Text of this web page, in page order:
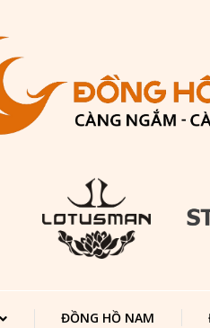
ĐỒNG HỒ NAM